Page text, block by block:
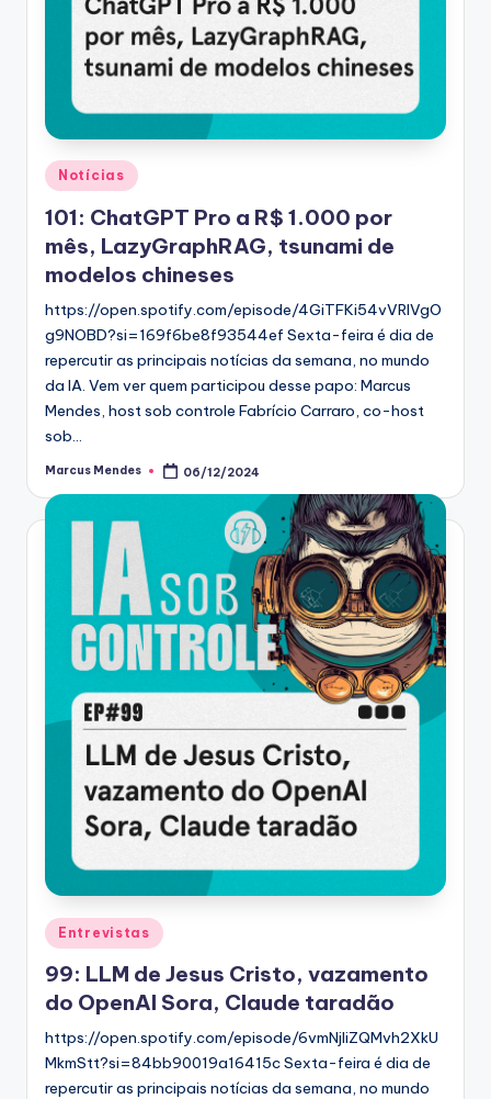
Posted
in
Notícias
101: ChatGPT Pro a R$ 1.000 por
mês, LazyGraphRAG, tsunami de
modelos chineses
https://open.spotify.com/episode/4GiTFKi54vVRIVgO
g9NOBD?si=169f6be8f93544ef Sexta-feira é dia de
repercutir as principais notícias da semana, no mundo
da IA. Vem ver quem participou desse papo: Marcus
Mendes, host sob controle Fabrício Carraro, co-host
sob…
Posted
Marcus Mendes 06/12/2024
Posted
in
Entrevistas
99: LLM de Jesus Cristo, vazamento
do OpenAI Sora, Claude taradão
https://open.spotify.com/episode/6vmNjIiZQMvh2XkU
MkmStt?si=84bb90019a16415c Sexta-feira é dia de
repercutir as principais notícias da semana, no mundo